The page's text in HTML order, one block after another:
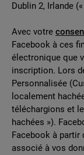
Dublin 2, Irlande («
Avec votre
Facebook à ces
électronique que
inscription. Lors
Personnalisée
localement
téléchargions et
hachées »).
Facebook à partir
associé à vos